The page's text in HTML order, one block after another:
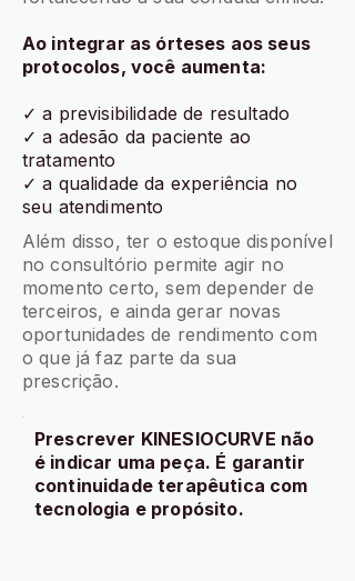
Ao integrar as órteses aos seus
protocolos, você aumenta:
✓ a previsibilidade de resultado
✓ a adesão da paciente ao
tratamento
✓ a qualidade da experiência no
seu atendimento
Além disso, ter o estoque disponível
no consultório permite agir no
momento certo, sem depender de
terceiros, e ainda gerar novas
oportunidades de rendimento com
o que já faz parte da sua
prescrição.
Prescrever KINESIOCURVE não
é indicar uma peça. É garantir
continuidade terapêutica com
tecnologia e propósito.